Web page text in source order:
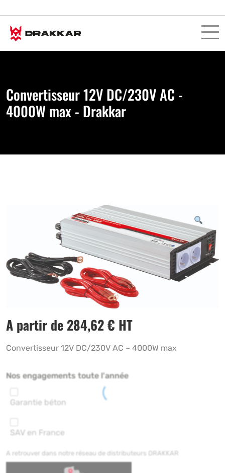
Convertisseur 12V DC/230V AC -
4000W max - Drakkar
A partir de 284,62€ HT
Convertisseur 12V DC/230V AC – 4000W max
Nos engagements toute l'année
Garantie béton
SAV en France
A retrouver dans notre réseau de distributeurs DRAKKAR